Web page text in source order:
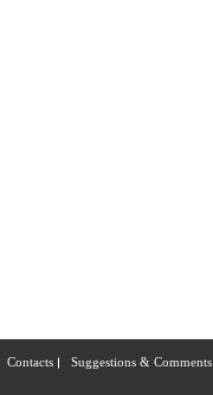
Contacts Suggestions & Comments